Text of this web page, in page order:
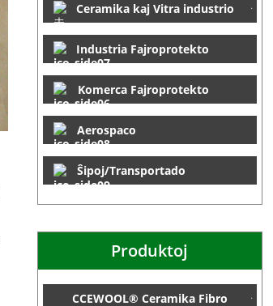
Ceramika kaj Vitra industrio
Industria Fajroprotekto
Komerca Fajroprotekto
Aerospaco
Ŝipoj/Transportado
Produktoj
CCEWOOL® Ceramika Fibro